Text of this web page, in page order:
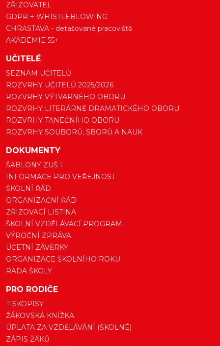
ZŘIZOVATEL
GDPR + WHISTLEBLOWING
CHRASTAVA - detašované pracoviště
AKADEMIE 55+
UČITELÉ
SEZNAM UČITELŮ
ROZVRHY UČITELŮ 2025/2026
ROZVRHY VÝTVARNÉHO OBORU
ROZVRHY LITERÁRNĚ DRAMATICKÉHO OBORU
ROZVRHY TANEČNÍHO OBORU
ROZVRHY SOUBORŮ, SBORŮ A NAUK
DOKUMENTY
ŠABLONY ZUŠ I
INFORMACE PRO VEŘEJNOST
ŠKOLNÍ ŘÁD
ORGANIZAČNÍ ŘÁD
ZŘIZOVACÍ LISTINA
ŠKOLNÍ VZDĚLÁVACÍ PROGRAM
VÝROČNÍ ZPRÁVA
ÚČETNÍ ZÁVĚRKY
ORGANIZACE ŠKOLNÍHO ROKU
RADA ŠKOLY
PRO RODIČE
TISKOPISY
ŽÁKOVSKÁ KNÍŽKA
ÚPLATA ZA VZDĚLÁVÁNÍ (ŠKOLNÉ)
ZÁPIS ŽÁKŮ